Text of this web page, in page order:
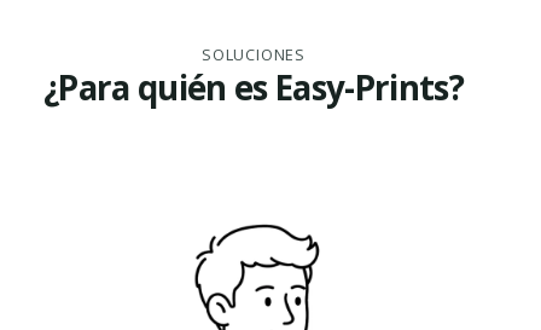
SOLUCIONES
¿Para quién es Easy-Prints?